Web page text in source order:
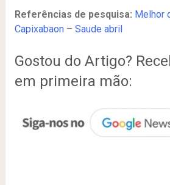
Referências de pesquisa: Melhor
Capixabaon– Saude abril
Gostou do Artigo?
em primeira mão: